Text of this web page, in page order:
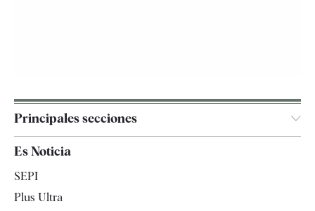
Principales secciones
España
Es Noticia
SEPI
Plus Ultra